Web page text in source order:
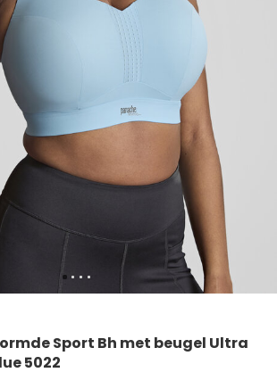
Sport Bh met beugel Ultra
5022